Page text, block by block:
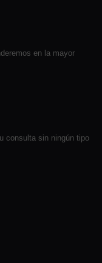
en la mayor
consulta sin ningún tipo